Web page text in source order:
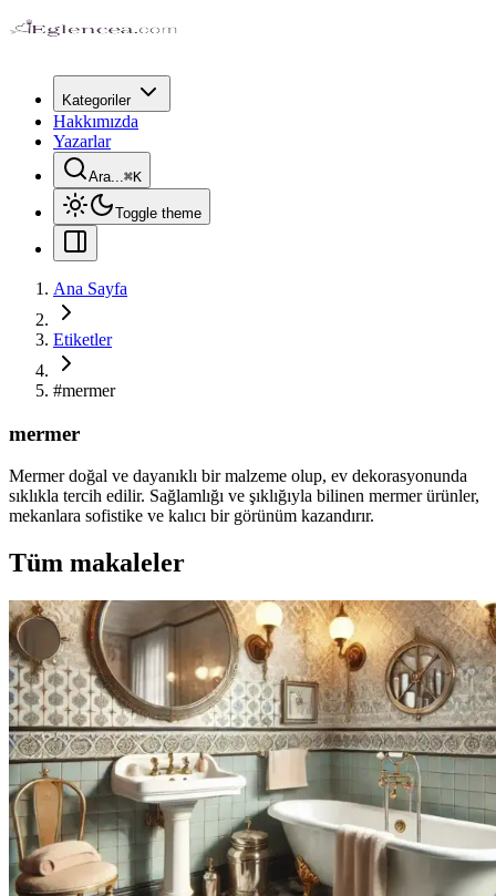
Kategoriler
Hakkımızda
Yazarlar
Ara...⌘K
Toggle theme
Ana Sayfa
Etiketler
#mermer
mermer
Mermer doğal ve dayanıklı bir malzeme olup, ev dekorasyonunda
sıklıkla tercih edilir. Sağlamlığı ve şıklığıyla bilinen mermer ürünler,
mekanlara sofistike ve kalıcı bir görünüm kazandırır.
Tüm makaleler